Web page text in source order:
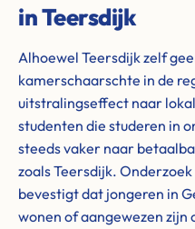
in Teersdijk
Alhoewel Teersdijk zelf
kamerschaarschte in de
uitstralingseffect naar
studenten die studeren in
steeds vaker naar
zoals Teersdijk.
bevestigt dat jongeren in
wonen of aangewezen